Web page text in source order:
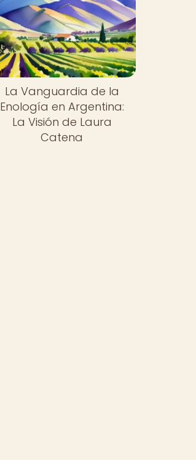
La Vanguardia de la
Enología en Argentina:
La Visión de Laura
Catena